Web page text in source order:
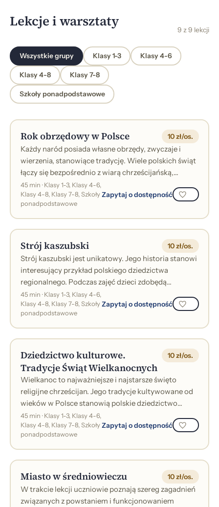
Lekcje i warsztaty 9 z 9 lekcji
Wszystkie grupy Klasy 1-3 Klasy 4-6
Klasy 4-8 Klasy 7-8
Szkoły ponadpodstawowe
Rok obrzędowy w Polsce 10 zł/os.
Każdy naród posiada własne obrzędy, zwyczaje i
wierzenia, stanowiące tradycję. Wiele polskich świąt
łączy się bezpośrednio z wiarą chrześcijańską,
odzwierciedloną w przekazach ludo...
45 min · Klasy 1-3, Klasy 4-6,
Klasy 4-8, Klasy 7-8, Szkoły
ponadpodstawowe
Zapytaj o dostępność
Strój kaszubski 10 zł/os.
Strój kaszubski jest unikatowy. Jego historia stanowi
interesujący przykład polskiego dziedzictwa
regionalnego. Podczas zajęć dzieci zdobędą
informacje na temat poszczególnych częś...
45 min · Klasy 1-3, Klasy 4-6,
Klasy 4-8, Klasy 7-8, Szkoły
ponadpodstawowe
Zapytaj o dostępność
Dziedzictwo kulturowe.
Tradycje Świąt Wielkanocnych
10 zł/os.
Wielkanoc to najważniejsze i najstarsze święto
religijne chrześcijan. Jego tradycje kultywowane od
wieków w Polsce stanowią polskie dziedzictwo
kulturowe, przekazane nam przez nasz...
45 min · Klasy 1-3, Klasy 4-6,
Klasy 4-8, Klasy 7-8, Szkoły
ponadpodstawowe
Zapytaj o dostępność
Miasto w średniowieczu 10 zł/os.
W trakcie lekcji uczniowie poznają szereg zagadnień
związanych z powstaniem i funkcjonowaniem